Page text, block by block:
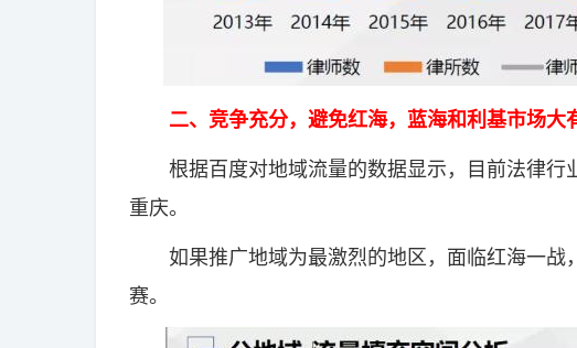
二、竞争充分，避免红海，蓝海和利基市场大
根据百度对地域流量的数据显示，目前法律行
重庆。
如果推广地域为最激烈的地区，面临红海一战
赛。